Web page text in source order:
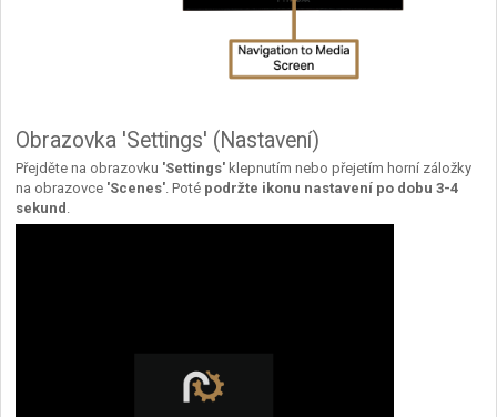
Obrazovka 'Settings' (Nastavení)
Přejděte na obrazovku 'Settings' klepnutím nebo přejetím horní záložky
na obrazovce 'Scenes'. Poté podržte ikonu nastavení po dobu 3-4
sekund .